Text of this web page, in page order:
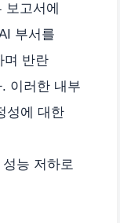
고서에
부서를
며 반란
이러한 내부
성에 대한
능 저하로